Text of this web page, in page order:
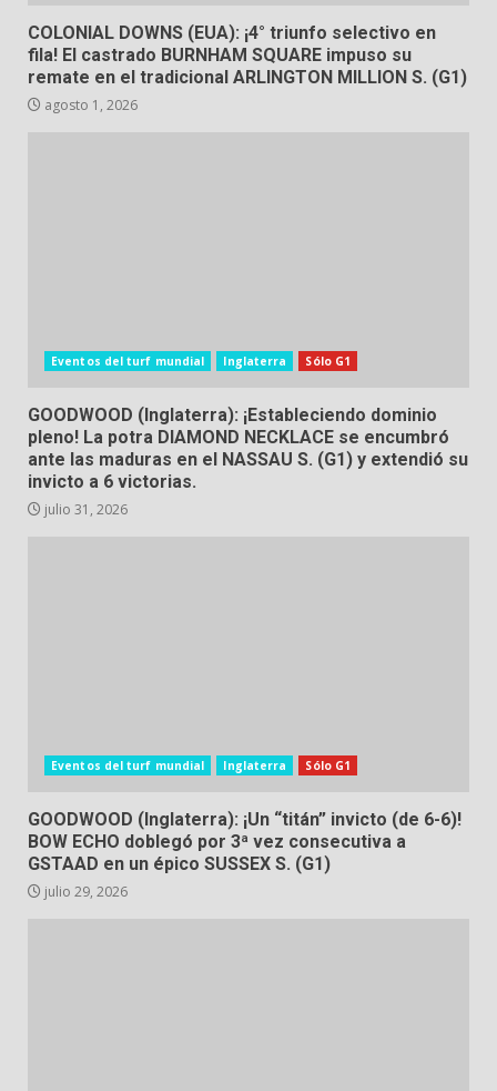
COLONIAL DOWNS (EUA): ¡4° triunfo selectivo en
fila! El castrado BURNHAM SQUARE impuso su
remate en el tradicional ARLINGTON MILLION S. (G1)
agosto 1, 2026
Eventos del turf mundial Inglaterra Sólo G1
GOODWOOD (Inglaterra): ¡Estableciendo dominio
pleno! La potra DIAMOND NECKLACE se encumbró
ante las maduras en el NASSAU S. (G1) y extendió su
invicto a 6 victorias.
julio 31, 2026
Eventos del turf mundial Inglaterra Sólo G1
GOODWOOD (Inglaterra): ¡Un “titán” invicto (de 6-6)!
BOW ECHO doblegó por 3ª vez consecutiva a
GSTAAD en un épico SUSSEX S. (G1)
julio 29, 2026